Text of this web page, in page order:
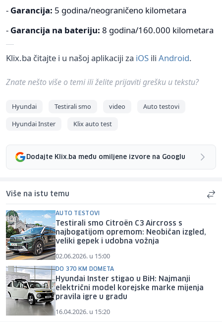
- Garancija: 5 godina/neograničeno kilometara
- Garancija na bateriju: 8 godina/160.000 kilometara
Klix.ba čitajte i u našoj aplikaciji za iOS ili Android.
Znate nešto više o temi ili želite prijaviti grešku u tekstu?
Hyundai Testirali smo video
Auto testovi
Hyundai Inster
Klix auto test
Dodajte Klix.ba među omiljene izvore na Googlu
Više na istu temu
AUTO TESTOVI
Testirali smo Citroën C3 Aircross s
najbogatijom opremom: Neobičan izgled,
veliki gepek i udobna vožnja
02.06.2026. u 15:00
DO 370 KM DOMETA
Hyundai Inster stigao u BiH: Najmanji
električni model korejske marke mijenja
pravila igre u gradu
16.04.2026. u 15:20